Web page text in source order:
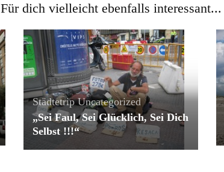
Für dich vielleicht ebenfalls interessant...
Städtetrip Uncategorized
„Sei Faul, Sei Glücklich, Sei Dich
Selbst !!!“